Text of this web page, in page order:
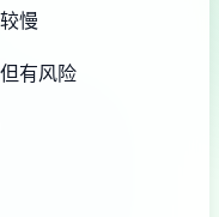
慢
有风险